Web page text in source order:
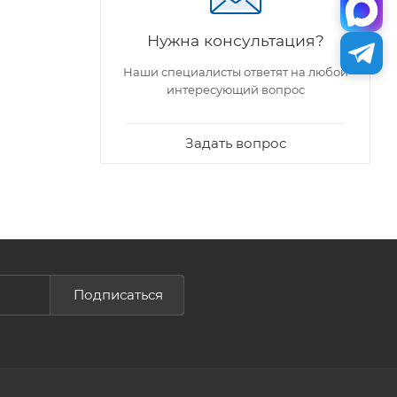
Нужна консультация?
Наши специалисты ответят на любой
интересующий вопрос
Задать вопрос
Подписаться